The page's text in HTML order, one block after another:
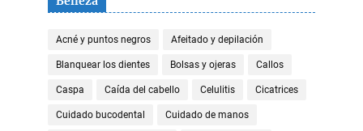
Acné y puntos negros Afeitado y depilación
Blanquear los dientes Bolsas y ojeras Callos
Caspa Caída del cabello Celulitis Cicatrices
Cuidado bucodental Cuidado de manos